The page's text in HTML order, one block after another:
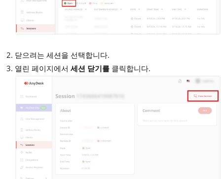
닫으려는 세션을 선택합니다.
열린 페이지에서 세션 닫기를 클릭합니다.